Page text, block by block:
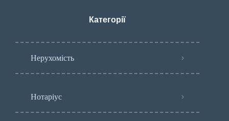
Категорії
Нерухомість
Нотаріус